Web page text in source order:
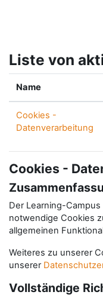
Liste von
Name
Cookies -
Datenverarbeitung
Cookies -
Der Learning-
notwendige Cookies
allgemeinen
Weiteres zu unserer
unserer
Vollständige